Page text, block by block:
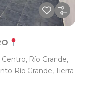
Río Grande,
Río Grande, Tierra